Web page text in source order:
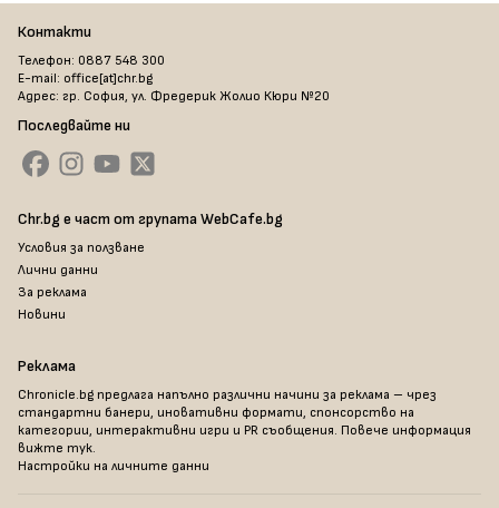
Контакти
Телефон: 0887 548 300
E-mail: office[at]chr.bg
Адрес: гр. София, ул. Фредерик Жолио Кюри №20
Последвайте ни
Chr.bg е част от групата WebCafe.bg
Условия за ползване
Лични данни
За реклама
Новини
Реклама
Chronicle.bg предлага напълно различни начини за реклама – чрез
стандартни банери, иновативни формати, спонсорство на
категории, интерактивни игри и PR съобщения. Повече информация
вижте тук.
Настройки на личните данни